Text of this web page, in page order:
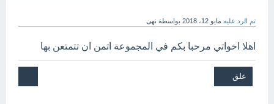
تم الرد عليه مايو 12، 2018 بواسطة نهى
اهلا اخواتي مرحبا بكم في المجموعة اتمن ان تتمتعن بها